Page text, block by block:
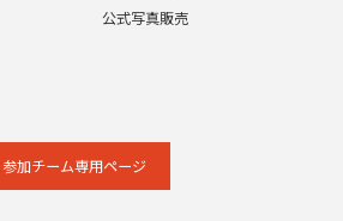
公式写真販売
参加チーム専⽤ページ